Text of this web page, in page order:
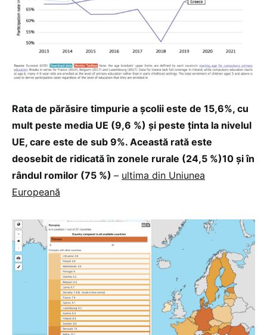
Rata de părăsire timpurie a școlii este de 15,6%, cu
mult peste media UE (9,6 %) și peste ținta la nivelul
UE, care este de sub 9%. Această rată este
deosebit de ridicată în zonele rurale (24,5 %)10 și în
rândul romilor (75 %) – ultima din Uniunea
Europeană